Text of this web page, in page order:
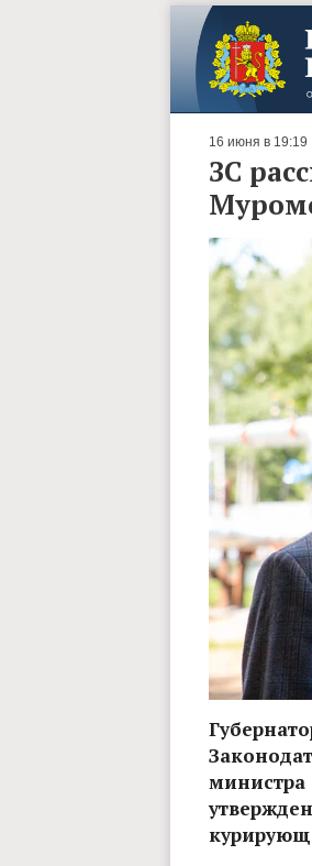
16 июня в 19:19
ЗС
министра